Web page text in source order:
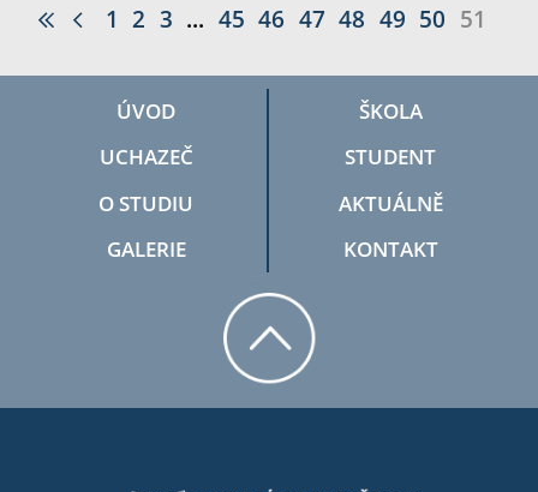
1 2 3 ... 45 46 47 48 49 50 51
ÚVOD
ŠKOLA
UCHAZEČ
STUDENT
O STUDIU
AKTUÁLNĚ
GALERIE
KONTAKT